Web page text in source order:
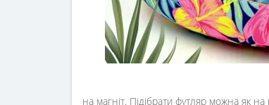
на магніт. Підібрати футляр можна як на